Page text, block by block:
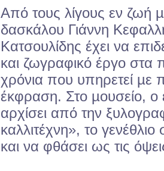
Από τους λίγους εν ζωή
δασκάλου Γιάννη
Κατσουλίδης έχει να
και ζωγραφικό έργο στα
χρόνια που υπηρετεί µε
έκφραση. Στο µουσείο, ο
αρχίσει από την
καλλιτέχνη», το
και να φθάσει ως τις